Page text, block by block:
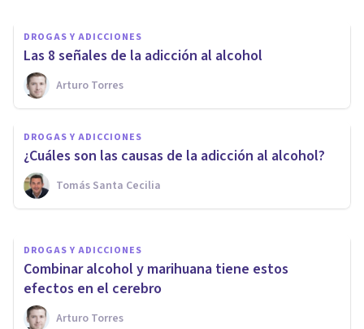
DROGAS Y ADICCIONES
​Las 8 señales de la adicción al alcohol
Arturo Torres
DROGAS Y ADICCIONES
¿Cuáles son las causas de la adicción al alcohol?
Tomás Santa Cecilia
DROGAS Y ADICCIONES
Psicología del alcoholismo: así
funciona (realmente) la
adicción al alcohol
Luis Miguel Real
DROGAS Y ADICCIONES
Combinar alcohol y marihuana tiene estos
efectos en el cerebro
Arturo Torres